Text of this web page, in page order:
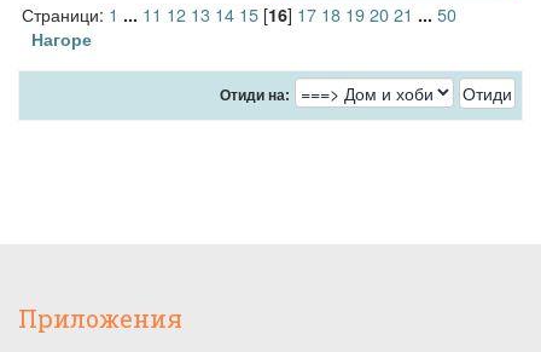
Страници: 1 ... 11 12 13 14 15[16] 17 18 192021 ... 50
Нагоре
Отиди на:
Приложения